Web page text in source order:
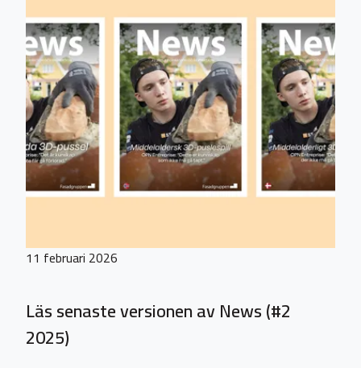
11 februari 2026
Läs senaste versionen av News (#2
2025)